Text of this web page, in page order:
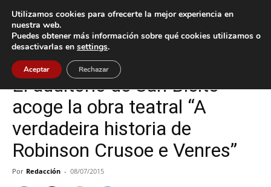
Inicio A Guarda
A Guarda
El auditorio de San Bieito
acoge la obra teatral “A
verdadeira historia de
Robinson Crusoe e Venres”
Por Redacción - 08/07/2015
Utilizamos cookies para ofrecerte la mejor experiencia en
nuestra web.
Puedes obtener más información sobre qué cookies utilizamos o
desactivarlas en settings.
Aceptar Rechazar